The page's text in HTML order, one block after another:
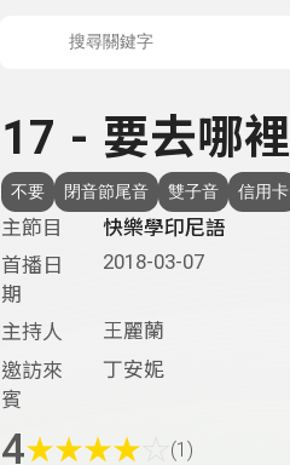
17 - 要去哪裡
不要 閉音節尾音 雙子音 信用卡
主節目
快樂學印尼語
首播日
期
2018-03-07
主持人
王麗蘭
邀訪來
賓
丁安妮
4★★★★ (1)